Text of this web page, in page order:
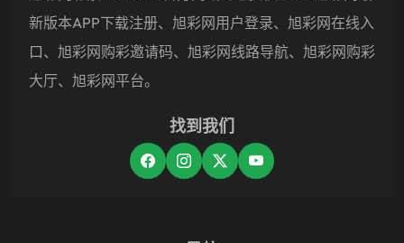
新版本APP下载注册、旭彩网用户登录、旭彩网在线入
口、旭彩网购彩邀请码、旭彩网线路导航、旭彩网购彩
大厅、旭彩网平台。
找到我们